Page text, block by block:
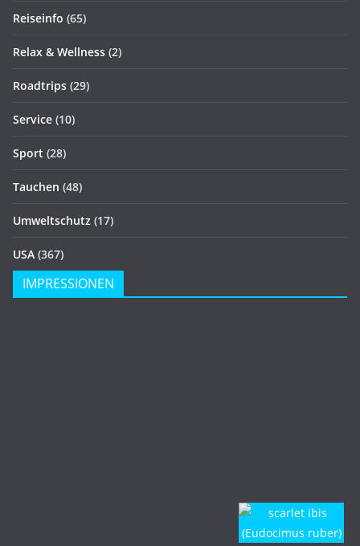
Reiseinfo (65)
Relax & Wellness (2)
Roadtrips (29)
Service (10)
Sport (28)
Tauchen (48)
Umweltschutz (17)
USA (367)
IMPRESSIONEN